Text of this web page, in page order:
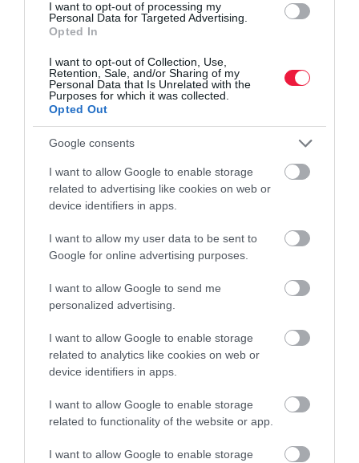
I want to opt-out of processing my
Personal Data for Targeted Advertising.
Opted In
I want to opt-out of Collection, Use,
Retention, Sale, and/or Sharing of my
Personal Data that Is Unrelated with the
Purposes for which it was collected.
Opted Out
Google consents
I want to allow Google to enable storage
related to advertising like cookies on web or
device identifiers in apps.
I want to allow my user data to be sent to
Google for online advertising purposes.
I want to allow Google to send me
personalized advertising.
I want to allow Google to enable storage
related to analytics like cookies on web or
device identifiers in apps.
I want to allow Google to enable storage
related to functionality of the website or app.
I want to allow Google to enable storage